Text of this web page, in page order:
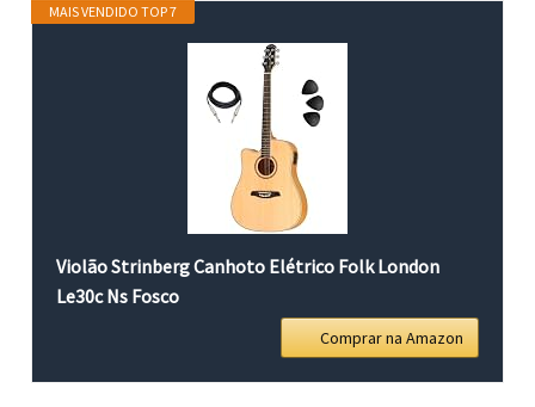
MAIS VENDIDO TOP 7
Violão Strinberg Canhoto Elétrico Folk London
Le30c Ns Fosco
Comprar na Amazon